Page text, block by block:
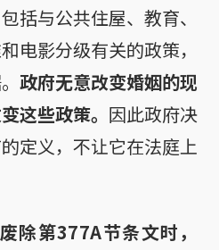
括与公共住屋、教育、
电影分级有关的政策，
政府无意改变婚姻的现
这些政策。 因此政府决
定义，不让它在法庭上
除第377A节条文时，